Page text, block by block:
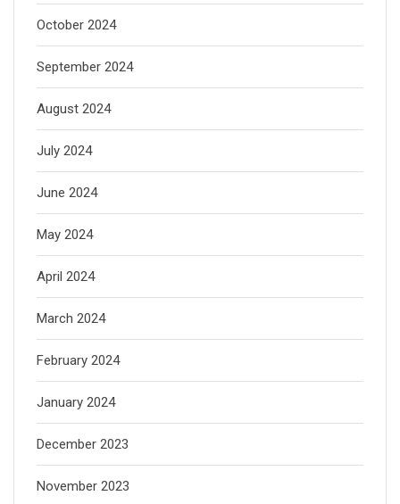
October 2024
September 2024
August 2024
July 2024
June 2024
May 2024
April 2024
March 2024
February 2024
January 2024
December 2023
November 2023